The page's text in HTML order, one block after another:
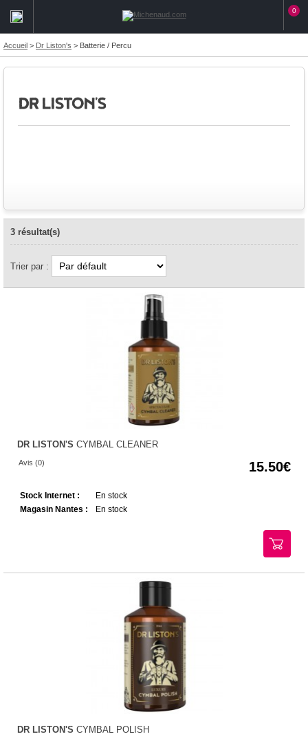
0
Accueil > Dr Liston's > Batterie / Percu
3 résultat(s)
Trier par :
DR LISTON'S CYMBAL CLEANER
Avis (0) 15.50
Stock Internet :
En stock
Magasin Nantes :
En stock
DR LISTON'S CYMBAL POLISH